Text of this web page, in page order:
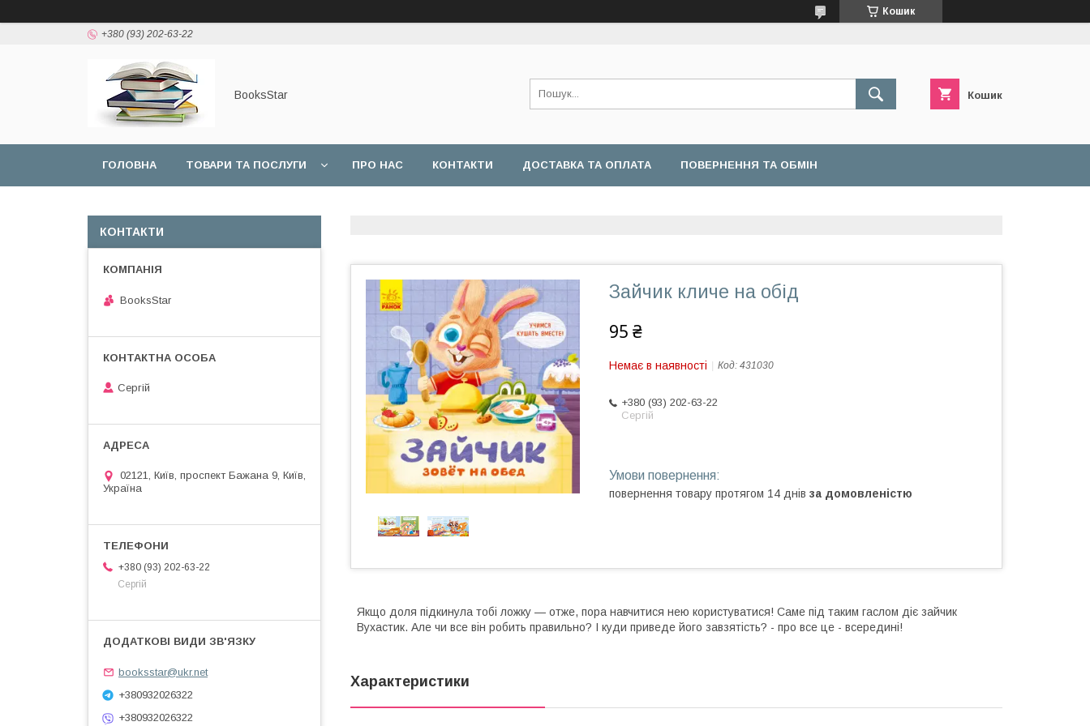
Кошик
+380 (93) 202-63-22
BooksStar Кошик
ГОЛОВНА ТОВАРИ ТА ПОСЛУГИ ПРО НАС КОНТАКТИ ДОСТАВКА ТА ОПЛАТА ПОВЕРНЕННЯ ТА ОБМІН
Зайчик кличе на обід
95 ₴
Немає в наявності Код: 431030
+380 (93) 202-63-22
Сергій
повернення товару протягом 14 днів за домовленістю
Якщо доля підкинула тобі ложку — отже, пора навчитися нею користуватися! Саме під таким гаслом діє зайчик
Вухастик. Але чи все він робить правильно? І куди приведе його завзятість? - про все це - всередині!
Характеристики
КОНТАКТИ
BooksStar
Сергій
02121, Київ, проспект Бажана 9, Київ,
Україна
+380 (93) 202-63-22
Сергій
booksstar@ukr.net
+380932026322
+380932026322